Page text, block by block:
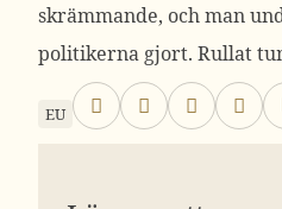
skrämmande, och man
politikerna gjort. Rullat
EU